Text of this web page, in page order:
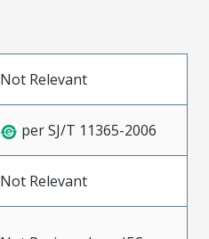
Not Relevant
per SJ/T 11365-2006
Not Relevant